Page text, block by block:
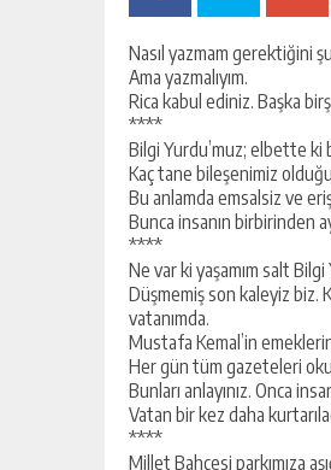
Nasıl yazmam gerektiğini
Ama yazmalıyım.
Rica kabul ediniz. Başka
****
Bilgi Yurdu’muz; elbette ki
Kaç tane bileşenimiz
Bu anlamda emsalsiz ve
Bunca insanın birbirinden
****
Ne var ki yaşamım salt
Düşmemiş son kaleyiz biz.
vatanımda.
Mustafa Kemal’in
Her gün tüm gazeteleri
Bunları anlayınız. Onca
Vatan bir kez daha
****
Millet Bahçesi parkımıza